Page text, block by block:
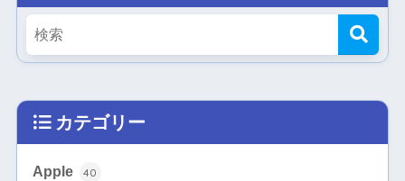
カテゴリー
Apple 40